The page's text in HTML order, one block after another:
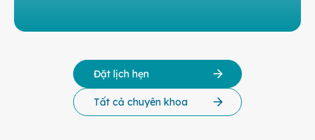
Đặt lịch hẹn
Tất cả chuyên khoa